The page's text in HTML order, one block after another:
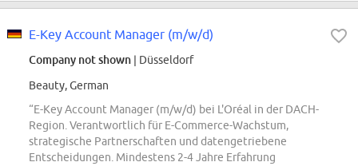
E-Key Account Manager (m/w/d)
Company not shown | Düsseldorf
Beauty, German
“E-Key Account Manager (m/w/d) bei L'Oréal in der DACH-
Region. Verantwortlich für E-Commerce-Wachstum,
strategische Partnerschaften und datengetriebene
Entscheidungen. Mindestens 2-4 Jahre Erfahrung